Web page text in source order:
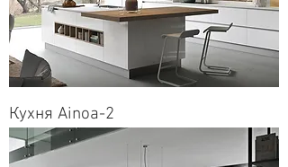
Кухня Ainoa-2